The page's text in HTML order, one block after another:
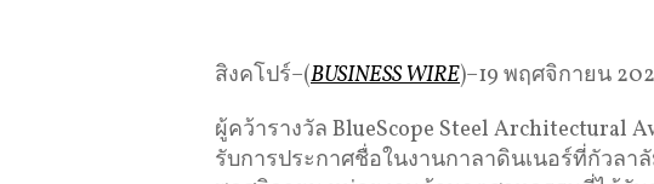
สิงคโปร์–(BUSINESS WIRE)–19 พฤศจิกายน
ผู้คว้ารางวัล BlueScope Steel Architectural
รับการประกาศชื่อในงานกาลาดินเนอร์ที่กัวลาลั